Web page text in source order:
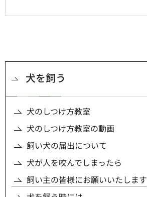
犬を飼う
犬のしつけ方教室
犬のしつけ方教室の動画
飼い犬の届出について
犬が人を咬んでしまったら
飼い主の皆様にお願いいたします